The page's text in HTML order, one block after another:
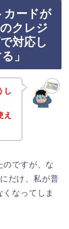
カードが
クレジ
対応し
」
し
え
のですが、な
だけ、私が普
なってしま